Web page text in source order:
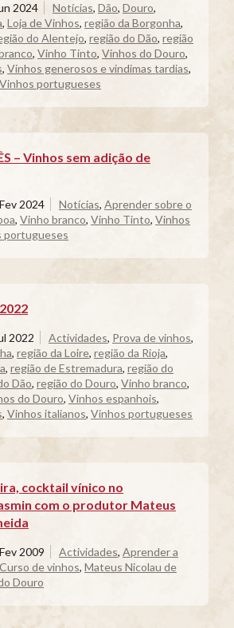
2024 Notícias, Dão, Douro,
, Loja de Vinhos, região da Borgonha,
do Alentejo, região do Dão, região
, Vinho Tinto, Vinhos do Douro,
, Vinhos generosos e vindimas tardias,
Vinhos portugueses
– Vinhos sem adição de
2024 Notícias, Aprender sobre o
, Vinho branco, Vinho Tinto, Vinhos
portugueses
2022 Actividades, Prova de vinhos,
, região da Loire, região da Rioja,
, região de Estremadura, região do
Dão, região do Douro, Vinho branco,
do Douro, Vinhos espanhois,
, Vinhos italianos, Vinhos portugueses
cocktail vínico no
com o produtor Mateus
2009 Actividades, Aprender a
Curso de vinhos, Mateus Nicolau de
Douro